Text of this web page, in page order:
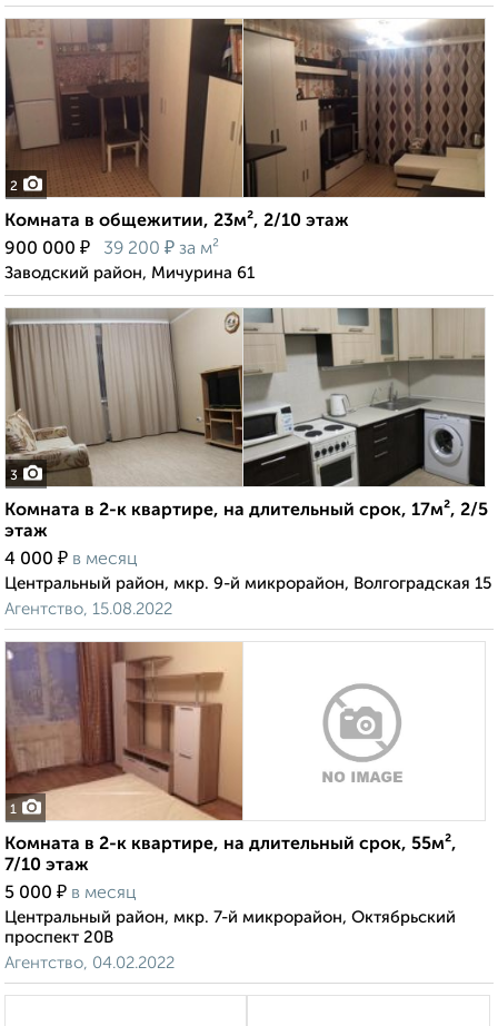
2
Комната в общежитии, 23м², 2/10 этаж
900 000 ₽ 39 200 ₽ за м²
Заводский район, Мичурина 61
3
Комната в 2-к квартире, на длительный срок, 17м², 2/5
этаж
4 000 ₽ в месяц
Центральный район, мкр. 9-й микрорайон, Волгоградская 15
Агентство, 15.08.2022
1
Комната в 2-к квартире, на длительный срок, 55м²,
7/10 этаж
5 000 ₽ в месяц
Центральный район, мкр. 7-й микрорайон, Октябрьский
проспект 20В
Агентство, 04.02.2022